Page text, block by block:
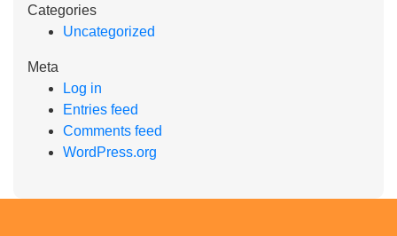
Categories
Uncategorized
Meta
Log in
Entries feed
Comments feed
WordPress.org